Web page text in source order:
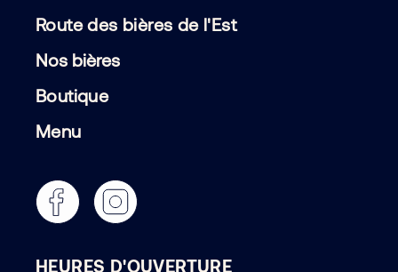
Route des bières de l'Est
Nos bières
Boutique
Menu
HEURES D'OUVERTURE